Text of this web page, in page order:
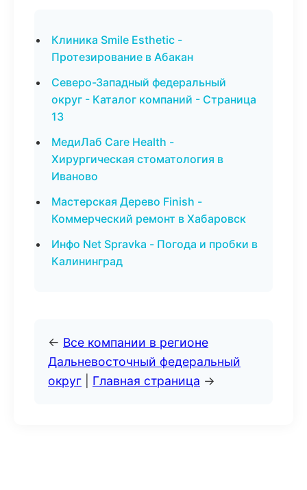
Клиника Smile Esthetic -
Протезирование в Абакан
Северо-Западный федеральный
округ - Каталог компаний - Страница
13
МедиЛаб Care Health -
Хирургическая стоматология в
Иваново
Мастерская Дерево Finish -
Коммерческий ремонт в Хабаровск
Инфо Net Spravka - Погода и пробки в
Калининград
← Все компании в регионе
Дальневосточный федеральный
округ
Главная страница →